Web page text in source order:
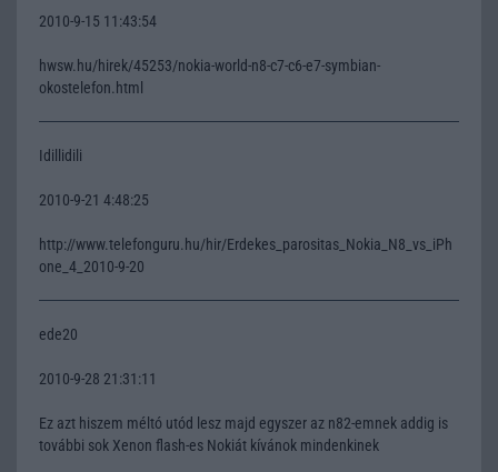
2010-9-15 11:43:54
hwsw.hu/hirek/45253/nokia-world-n8-c7-c6-e7-symbian-
okostelefon.html
Idillidili
2010-9-21 4:48:25
http://www.telefonguru.hu/hir/Erdekes_parositas_Nokia_N8_vs_iPh
one_4_2010-9-20
ede20
2010-9-28 21:31:11
Ez azt hiszem méltó utód lesz majd egyszer az n82-emnek addig is
további sok Xenon flash-es Nokiát kívánok mindenkinek